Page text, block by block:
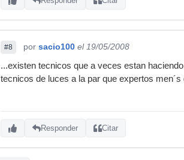
#8 por sacio100 el 19/05/2008
...existen tecnicos que a veces estan
tecnicos de luces a la par que expertos
Responder Citar